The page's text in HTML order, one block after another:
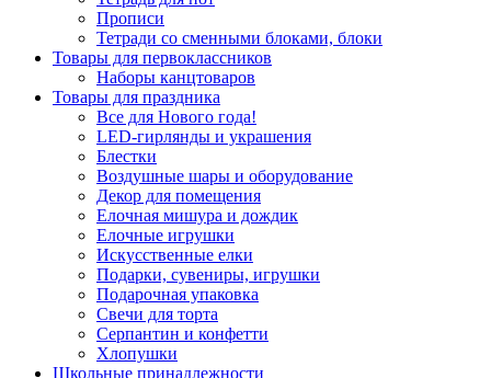
Прописи
Тетради со сменными блоками, блоки
Товары для первоклассников
Наборы канцтоваров
Товары для праздника
Все для Нового года!
LED-гирлянды и украшения
Блестки
Воздушные шары и оборудование
Декор для помещения
Елочная мишура и дождик
Елочные игрушки
Искусственные елки
Подарки, сувениры, игрушки
Подарочная упаковка
Свечи для торта
Серпантин и конфетти
Хлопушки
Школьные принадлежности